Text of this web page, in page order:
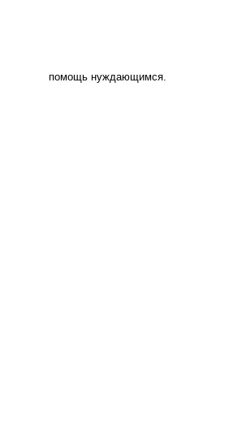
помощь нуждающимся.